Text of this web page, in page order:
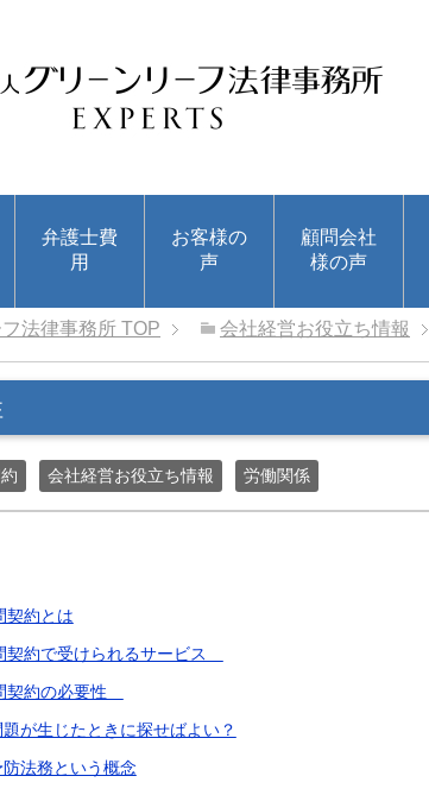
弁護士費
用
お客様の
声
顧問会社
様の声
法律事務所 TOP 会社経営お役立ち情報
会社経営お役立ち情報 労働関係
約とは
約で受けられるサービス
約の必要性
題が生じたときに探せばよい？
防法務という概念